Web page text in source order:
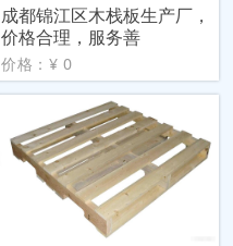
成都锦江区木栈板生产厂，
价格合理，服务善
价格：¥ 0